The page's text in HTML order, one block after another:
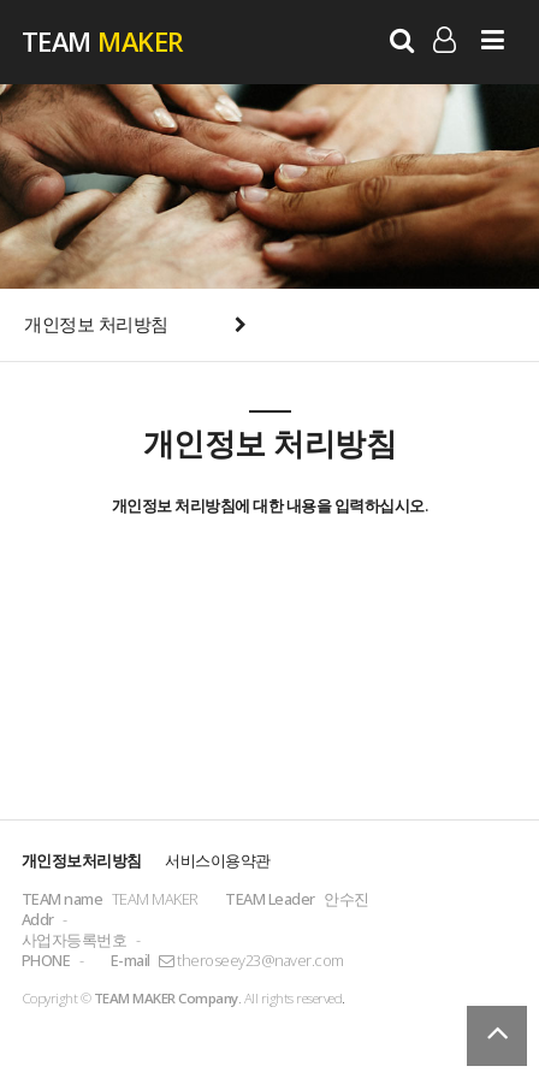
TEAM MAKER
LOG IN
SIGN UP
개인정보 처리방침
개인정보 처리방침
개인정보 처리방침에 대한 내용을 입력하십시오.
개인정보처리방침
서비스이용약관
TEAM name TEAM MAKER TEAM Leader 안수진
Addr -
사업자등록번호 -
PHONE - E-mail theroseey23@naver.com
Copyright © TEAM MAKER Company. All rights reserved.